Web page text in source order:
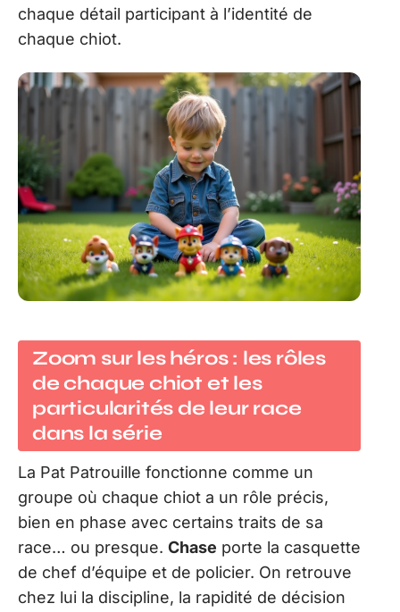
chaque détail participant à l’identité de
chaque chiot.
Zoom sur les héros : les rôles
de chaque chiot et les
particularités de leur race
dans la série
La Pat Patrouille fonctionne comme un
groupe où chaque chiot a un rôle précis,
bien en phase avec certains traits de sa
race… ou presque. Chase porte la casquette
de chef d’équipe et de policier. On retrouve
chez lui la discipline, la rapidité de décision